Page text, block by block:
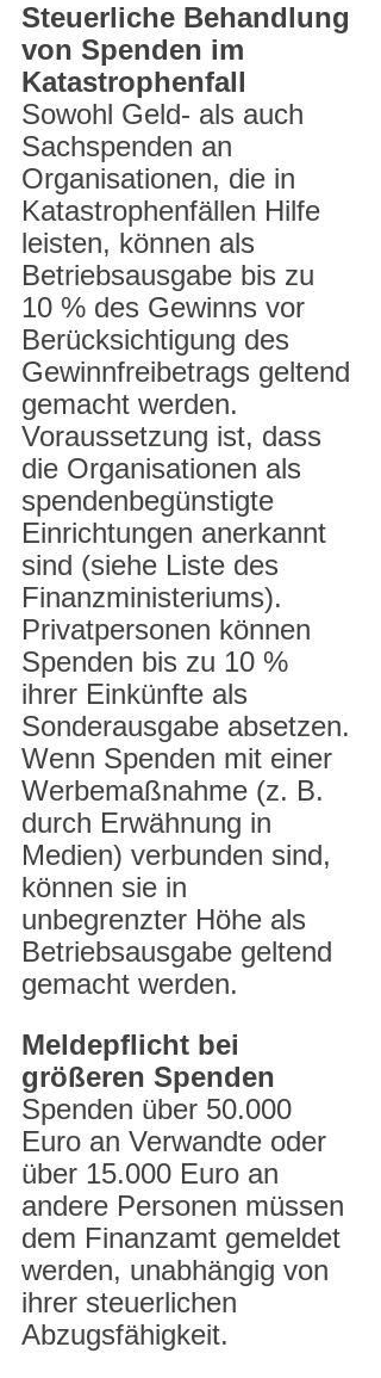
Steuerliche Behandlung
von Spenden im
Katastrophenfall
Sowohl Geld- als auch
Sachspenden an
Organisationen, die in
Katastrophenfällen Hilfe
leisten, können als
Betriebsausgabe bis zu
10 % des Gewinns vor
Berücksichtigung des
Gewinnfreibetrags geltend
gemacht werden.
Voraussetzung ist, dass
die Organisationen als
spendenbegünstigte
Einrichtungen anerkannt
sind (siehe Liste des
Finanzministeriums).
Privatpersonen können
Spenden bis zu 10 %
ihrer Einkünfte als
Sonderausgabe absetzen.
Wenn Spenden mit einer
Werbemaßnahme (z. B.
durch Erwähnung in
Medien) verbunden sind,
können sie in
unbegrenzter Höhe als
Betriebsausgabe geltend
gemacht werden.
Meldepflicht bei
größeren Spenden
Spenden über 50.000
Euro an Verwandte oder
über 15.000 Euro an
andere Personen müssen
dem Finanzamt gemeldet
werden, unabhängig von
ihrer steuerlichen
Abzugsfähigkeit.